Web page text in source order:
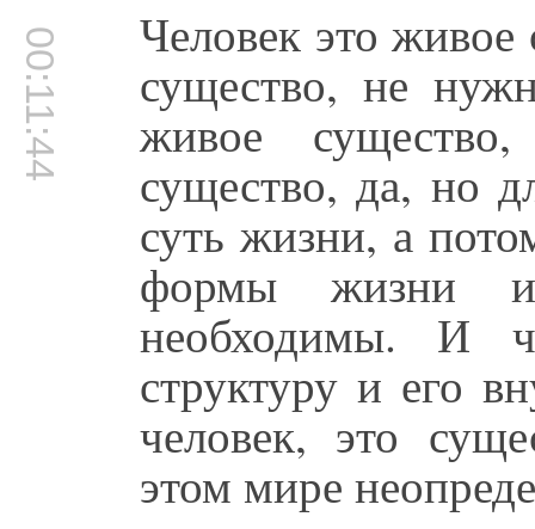
00:11:44 Человек это
существо, не
живое
существо, да, но
суть жизни, а
формы жизни
необходимы. И
структуру и его
человек, это
этом мире